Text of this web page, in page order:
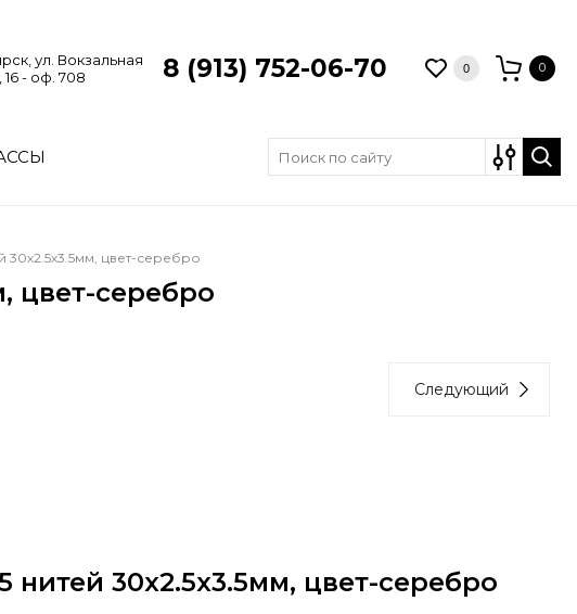
ул. Вокзальная
16 - оф. 708
8 (913) 752-06-70 0 0
30х2.5х3.5мм, цвет-серебро
цвет-серебро
Следующий
нитей 30х2.5х3.5мм, цвет-серебро